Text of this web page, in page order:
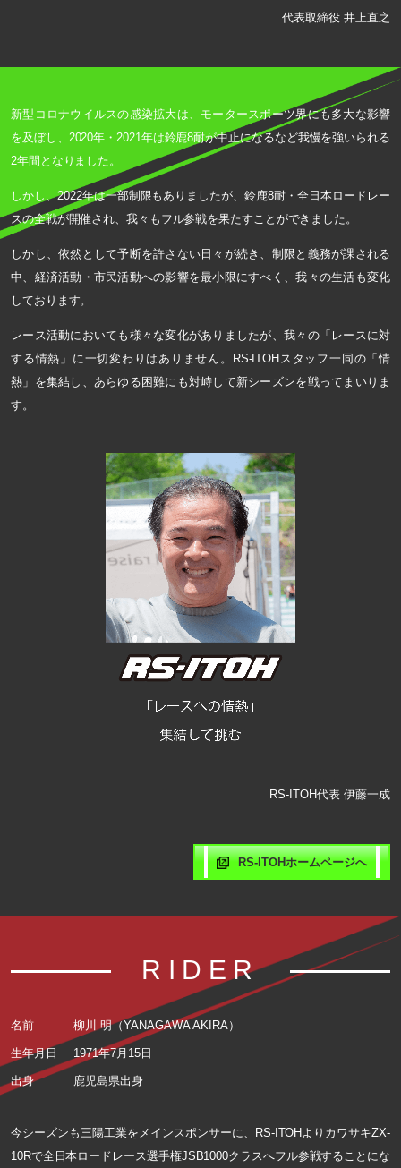
代表取締役 井上直之
新型コロナウイルスの感染拡大は、モータースポーツ界にも多大な影響
を及ぼし、2020年・2021年は鈴鹿8耐が中止になるなど我慢を強いられる
2年間となりました。
しかし、2022年は一部制限もありましたが、鈴鹿8耐・全日本ロードレー
スの全戦が開催され、我々もフル参戦を果たすことができました。
しかし、依然として予断を許さない日々が続き、制限と義務が課される
中、経済活動・市民活動への影響を最小限にすべく、我々の生活も変化
しております。
レース活動においても様々な変化がありましたが、我々の「レースに対
する情熱」に一切変わりはありません。RS-ITOHスタッフ一同の「情
熱」を集結し、あらゆる困難にも対峙して新シーズンを戦ってまいりま
す。
RS-ITOH代表 伊藤一成
RS-ITOHホームページへ
RIDER
名前 柳川 明（YANAGAWA AKIRA）
生年月日 1971年7月15日
出身 鹿児島県出身
今シーズンも三陽工業をメインスポンサーに、RS-ITOHよりカワサキZX-
10Rで全日本ロードレース選手権JSB1000クラスへフル参戦することにな